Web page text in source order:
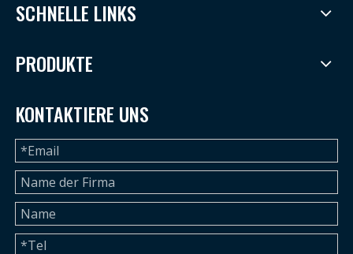
SCHNELLE LINKS
PRODUKTE
KONTAKTIERE UNS